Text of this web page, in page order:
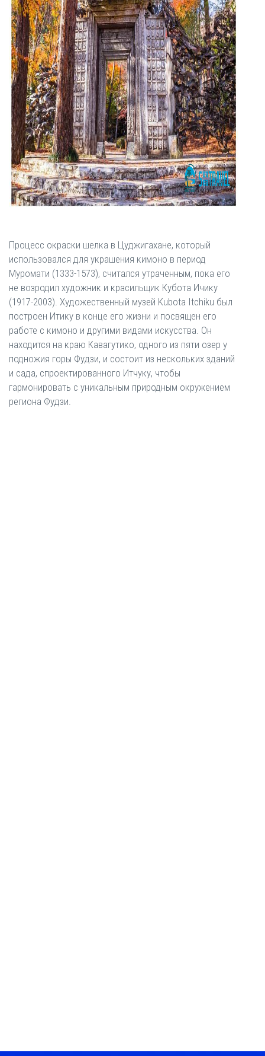
Процесс окраски шелка в Цуджигахане, который
использовался для украшения кимоно в период
Муромати (1333-1573), считался утраченным, пока его
не возродил художник и красильщик Кубота Ичику
(1917-2003). Художественный музей Kubota Itchiku был
построен Итику в конце его жизни и посвящен его
работе с кимоно и другими видами искусства. Он
находится на краю Кавагутико, одного из пяти озер у
подножия горы Фудзи, и состоит из нескольких зданий
и сада, спроектированного Итчуку, чтобы
гармонировать с уникальным природным окружением
региона Фудзи.